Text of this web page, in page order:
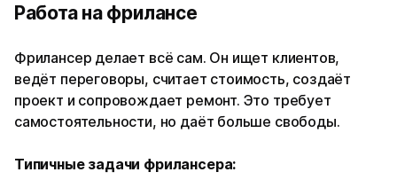
Работа на фрилансе
Фрилансер делает всё сам. Он ищет клиентов,
ведёт переговоры, считает стоимость, создаёт
проект и сопровождает ремонт. Это требует
самостоятельности, но даёт больше свободы.
Типичные задачи фрилансера: